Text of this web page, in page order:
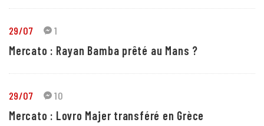
29/07 1
Mercato : Rayan Bamba prêté au Mans ?
29/07 10
Mercato : Lovro Majer transféré en Grèce